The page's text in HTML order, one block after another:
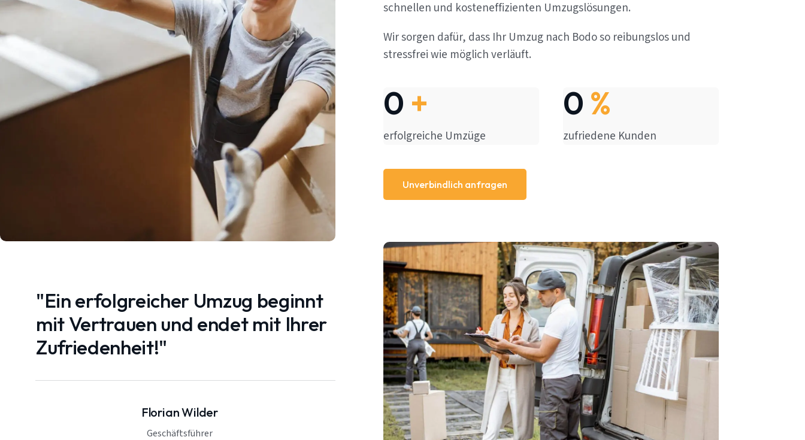
"Ein erfolgreicher Umzug beginnt
mit Vertrauen und endet mit Ihrer
Zufriedenheit!"
Florian Wilder
Geschäftsführer
schnellen und kosteneffizienten Umzugslösungen.
Wir sorgen dafür, dass Ihr Umzug nach Bodo so reibungslos und
stressfrei wie möglich verläuft.
0 +
erfolgreiche Umzüge
0 %
zufriedene Kunden
Unverbindlich anfragen